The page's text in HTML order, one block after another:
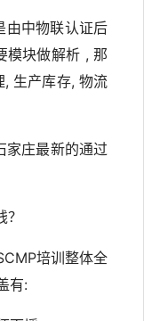
由中物联认证后
模块做解析 , 那
, 生产库存, 物流
庄最新的通过
培训整体全
有: